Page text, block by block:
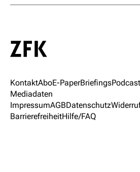
KontaktAboE-PaperBriefingsPodcast
Mediadaten
ImpressumAGBDatenschutz
BarrierefreiheitHilfe/FAQ